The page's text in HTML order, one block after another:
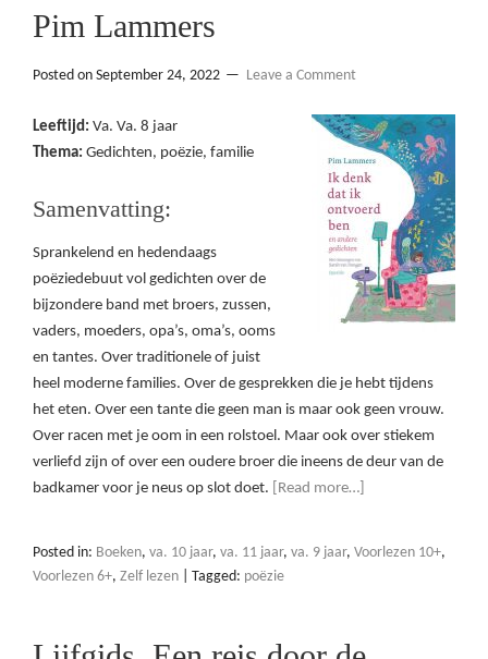
Pim Lammers
Posted on September 24, 2022 Leave a Comment
Leeftijd: Va. Va. 8 jaar
Thema: Gedichten, poëzie, familie
Samenvatting:
Sprankelend en hedendaags
poëziedebuut vol gedichten over de
bijzondere band met broers, zussen,
vaders, moeders, opa’s, oma’s, ooms
en tantes. Over traditionele of juist
heel moderne families. Over de gesprekken die je hebt tijdens
het eten. Over een tante die geen man is maar ook geen vrouw.
Over racen met je oom in een rolstoel. Maar ook over stiekem
verliefd zijn of over een oudere broer die ineens de deur van de
badkamer voor je neus op slot doet.
[Read more…]
Posted in: Boeken, va. 10 jaar, va. 11 jaar, va. 9 jaar, Voorlezen 10+,
Voorlezen 6+, Zelf lezen Tagged: poëzie